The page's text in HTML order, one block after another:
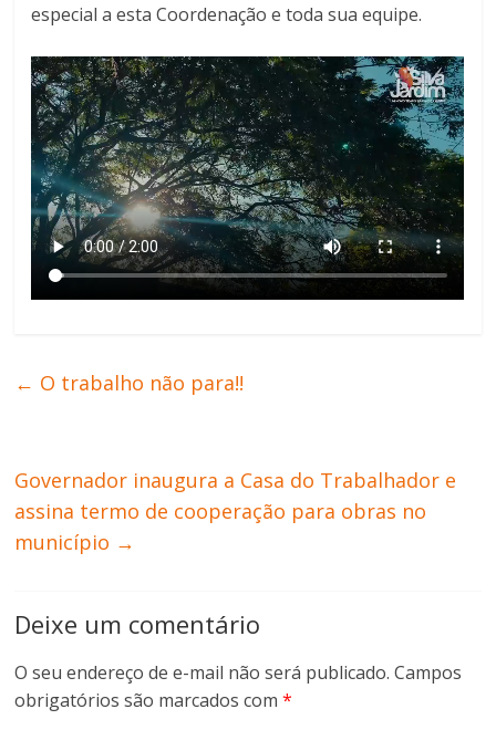
especial a esta Coordenação e toda sua equipe.
← O trabalho não para!!
Governador inaugura a Casa do Trabalhador e
assina termo de cooperação para obras no
município →
Deixe um comentário
O seu endereço de e-mail não será publicado. Campos
obrigatórios são marcados com*